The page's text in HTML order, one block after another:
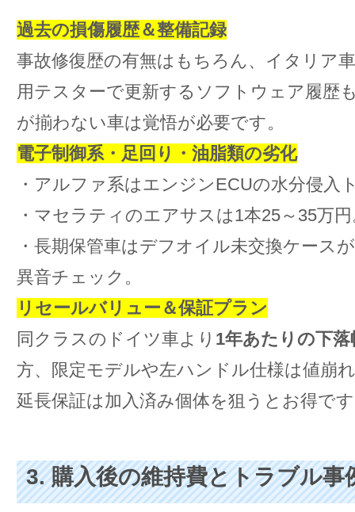
過去の損傷履歴＆整備記録
事故修復歴の有無はもちろん、イタリア
用テスターで更新するソフトウェア履歴
が揃わない車は覚悟が必要です。
電子制御系・足回り・油脂類の劣化
・アルファ系はエンジンECUの水分侵入
・マセラティのエアサスは1本25～35万
・長期保管車はデフオイル未交換ケース
異音チェック。
リセールバリュー＆保証プラン
同クラスのドイツ車より 1年あたりの下
方、限定モデルや左ハンドル仕様は値崩
延長保証は加入済み個体を狙うとお得で
3. 購入後の維持費とトラブル事